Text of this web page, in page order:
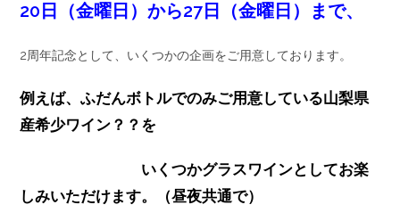
20日（金曜日）から27日（金曜日）まで、
2周年記念として、いくつかの企画をご用意しております。
例えば、ふだんボトルでのみご用意している山梨県
産希少ワイン？？を
いくつかグラスワインとしてお楽
しみいただけます。（昼夜共通で）